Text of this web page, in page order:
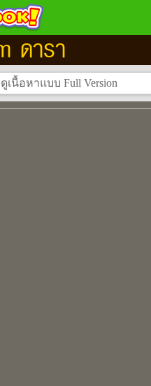
ดารา